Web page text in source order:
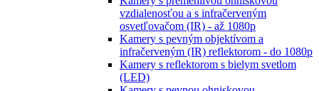
vzdialenosťou a s infračerveným
osvetľovačom (IR) - až 1080p
Kamery s pevným objektívom a
infračerveným (IR) reflektorom - do 1080p
Kamery s reflektorom s bielym svetlom
(LED)